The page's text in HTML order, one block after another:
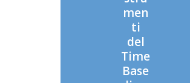
men
ti
del
Time
Base